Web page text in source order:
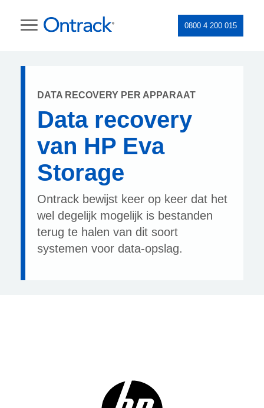
0800 4 200 015
DATA RECOVERY PER APPARAAT
Data recovery
van HP Eva
Storage
Ontrack bewijst keer op keer dat het
wel degelijk mogelijk is bestanden
terug te halen van dit soort
systemen voor data-opslag.